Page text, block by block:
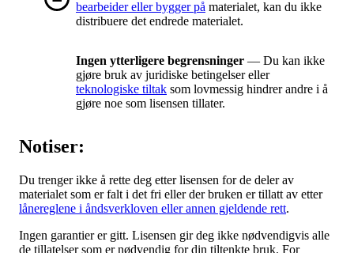
bearbeider eller bygger på materialet, kan du ikke
distribuere det endrede materialet.
Ingen ytterligere begrensninger — Du kan ikke
gjøre bruk av juridiske betingelser eller
teknologiske tiltak som lovmessig hindrer andre i å
gjøre noe som lisensen tillater.
Notiser:
Du trenger ikke å rette deg etter lisensen for de deler av
materialet som er falt i det fri eller der bruken er tillatt av etter
lånereglene i åndsverkloven eller annen gjeldende rett.
Ingen garantier er gitt. Lisensen gir deg ikke nødvendigvis alle
de tillatelser som er nødvendig for din tiltenkte bruk. For